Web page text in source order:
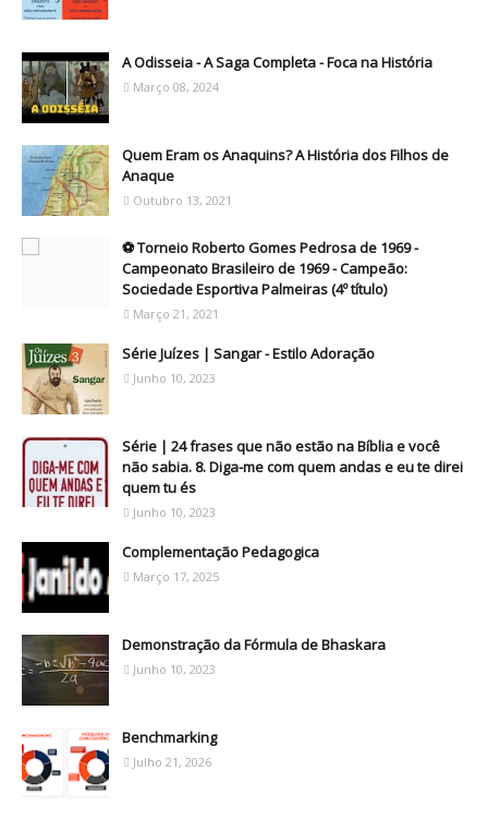
A Odisseia - A Saga Completa - Foca na História
Março 08, 2024
Quem Eram os Anaquins? A História dos Filhos de
Anaque
Outubro 13, 2021
⚽ Torneio Roberto Gomes Pedrosa de 1969 -
Campeonato Brasileiro de 1969 - Campeão:
Sociedade Esportiva Palmeiras (4º título)
Março 21, 2021
Série Juízes | Sangar - Estilo Adoração
Junho 10, 2023
Série | 24 frases que não estão na Bíblia e você
não sabia. 8. Diga-me com quem andas e eu te direi
quem tu és
Junho 10, 2023
Complementação Pedagogica
Março 17, 2025
Demonstração da Fórmula de Bhaskara
Junho 10, 2023
Benchmarking
Julho 21, 2026